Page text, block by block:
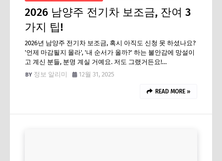
2026 남양주 전기차 보조금, 잔여 3
가지 팁!
2026년 남양주 전기차 보조금, 혹시 아직도 신청 못 하셨나요?
'언제 마감될지 몰라', '내 순서가 올까?' 하는 불안감에 망설이
고 계신 분들, 분명 계실 거예요. 저도 그랬거든요!…
정보 알리미
12월 31, 2025
READ MORE »